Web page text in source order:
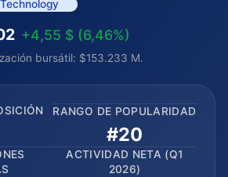
Technology
+4,55 $ (6,46%)
bursátil: $153.233 M.
RANGO DE POPULARIDAD
#20
ACTIVIDAD NETA (Q1
2026)